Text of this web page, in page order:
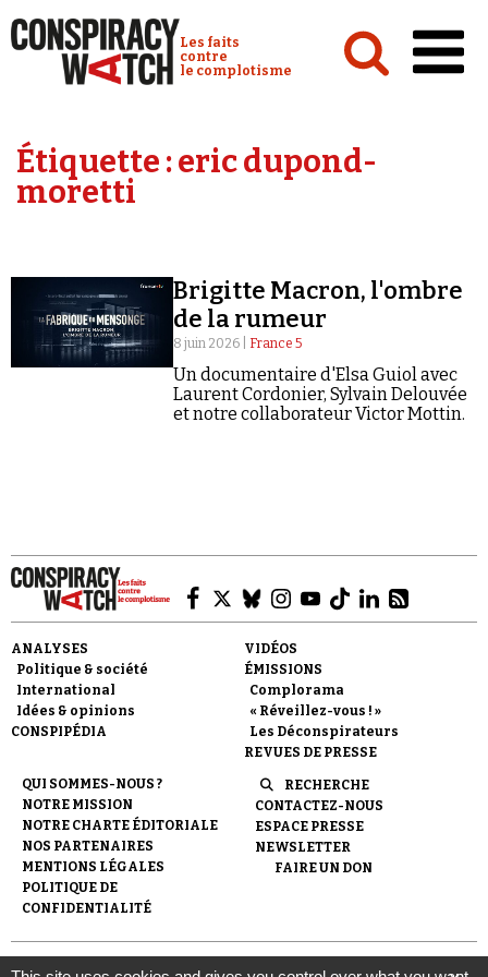
Conspiracy Watch :
Les faits
contre
le complotisme
Analyses
Émissions
Revues de presse
Faire un don
Demander à Vera
Étiquette :eric dupond-
moretti
Brigitte Macron, l'ombre
de la rumeur
8 juin 2026 | France 5
Un documentaire d'Elsa Guiol avec
Laurent Cordonier, Sylvain Delouvée
et notre collaborateur Victor Mottin.
ANALYSES
Politique & société
International
Idées & opinions
CONSPIPÉDIA
VIDÉOS
ÉMISSIONS
Complorama
« Réveillez-vous ! »
Les Déconspirateurs
REVUES DE PRESSE
QUI SOMMES-NOUS ?
NOTRE MISSION
NOTRE CHARTE ÉDITORIALE
NOS PARTENAIRES
MENTIONS LÉGALES
POLITIQUE DE
CONFIDENTIALITÉ
RECHERCHE
CONTACTEZ-NOUS
ESPACE PRESSE
NEWSLETTER
FAIRE UN DON
© 2007- 2026 Conspiracy Watch | Une réalisation de